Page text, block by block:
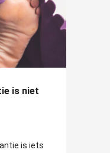
is niet
is iets